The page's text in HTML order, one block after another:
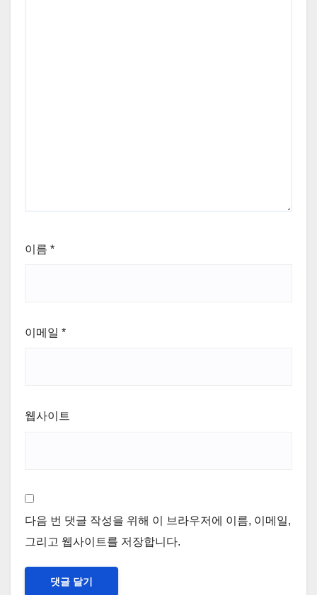
이름 *
이메일 *
웹사이트
다음 번 댓글 작성을 위해 이 브라우저에 이름, 이메일,
그리고 웹사이트를 저장합니다.